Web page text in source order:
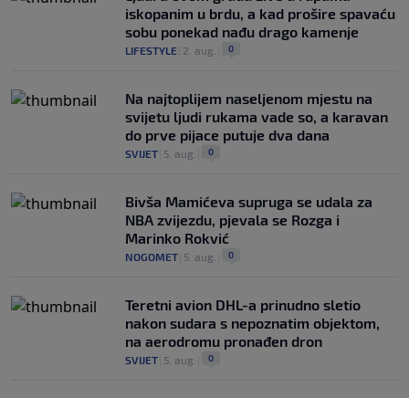
iskopanim u brdu, a kad prošire spavaću
sobu ponekad nađu drago kamenje
LIFESTYLE 2. aug. 0
Na najtoplijem naseljenom mjestu na
svijetu ljudi rukama vade so, a karavan
do prve pijace putuje dva dana
SVIJET 5. aug. 0
Bivša Mamićeva supruga se udala za
NBA zvijezdu, pjevala se Rozga i
Marinko Rokvić
NOGOMET 5. aug. 0
Teretni avion DHL-a prinudno sletio
nakon sudara s nepoznatim objektom,
na aerodromu pronađen dron
SVIJET 5. aug. 0